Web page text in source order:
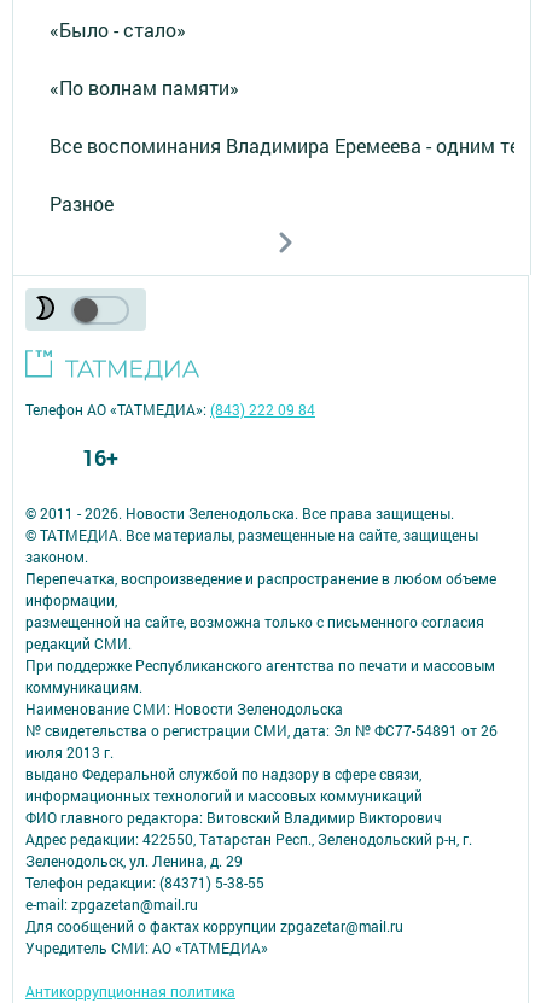
«Было - стало»
«По волнам памяти»
Все воспоминания Владимира Еремеева - одним
Разное
© 2011 - 2026. Новости Зеленодольска. Все права защищены.
© ТАТМЕДИА. Все материалы, размещенные на сайте, защищены
законом.
Перепечатка, воспроизведение и распространение в любом объеме
информации,
размещенной на сайте, возможна только с письменного согласия
редакций СМИ.
При поддержке Республиканского агентства по печати и массовым
коммуникациям.
Наименование СМИ: Новости Зеленодольска
№ свидетельства о регистрации СМИ, дата: Эл № ФС77-54891 от 26
июля 2013 г.
выдано Федеральной службой по надзору в сфере связи,
информационных технологий и массовых коммуникаций
ФИО главного редактора: Витовский Владимир Викторович
Адрес редакции: 422550, Татарстан Респ., Зеленодольский р-н, г.
Зеленодольск, ул. Ленина, д. 29
Телефон редакции: (84371) 5-38-55
e-mail: zpgazetan@mail.ru
Для сообщений о фактах коррупции zpgazetar@mail.ru
Учредитель СМИ: АО «ТАТМЕДИА»
Антикоррупционная политика
Телефон АО «ТАТМЕДИА»:(843) 222 09 84
16+